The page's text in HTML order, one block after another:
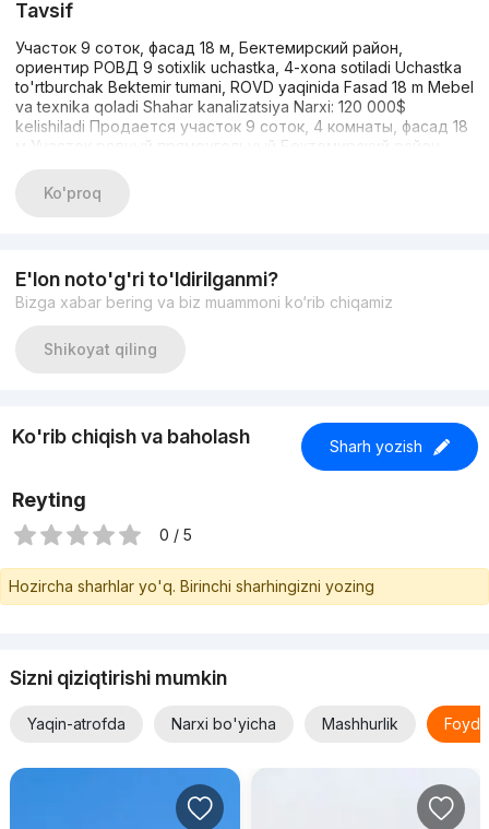
Tavsif
Участок 9 соток, фасад 18 м, Бектемирский район,
ориентир РОВД 9 sotixlik uchastka, 4-xona sotiladi Uchastka
to'rtburchak Bektemir tumani, ROVD yaqinida Fasad 18 m Mebel
va texnika qoladi Shahar kanalizatsiya Narxi: 120 000$
kelishiladi Продается участок 9 соток, 4 комнаты, фасад 18
м Участок ровный прямоугольный Бектемирский район,
канализация Цена: 120 000$ договорная +99899 188 39 85
Ko'proq
E'lon noto'g'ri to'ldirilganmi?
Bizga xabar bering va biz muammoni ko‘rib chiqamiz
Shikoyat qiling
Ko'rib chiqish va baholash Sharh yozish
Reyting
0 / 5
Hozircha sharhlar yo'q. Birinchi sharhingizni yozing
Sizni qiziqtirishi mumkin
Yaqin-atrofda Narxi bo'yicha Mashhurlik